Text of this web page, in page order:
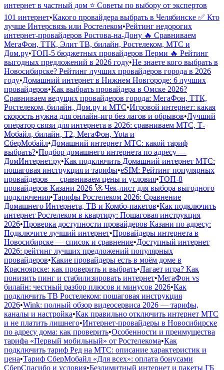
интернет в частный дом ⭐️ Советы по выбору от экспертов
101 интернет•Какого провайдера выбрать в Челябинске ✅ Кто
лучше Интерсвязь или Ростелеком•Рейтинг недорогих
интернет-провайдеров Ростова-на-Дону 🔥 Сравниваем
МегаФон, ТТК, Элит ТВ, билайн, Ростелеком, МТС и
Дом.ру•ТОП-5 бюджетных провайдеров Перми 🔥 Рейтинг
выгодных предложений в 2026 году•Не знаете кого выбрать в
Новосибирске? Рейтинг лучших провайдеров города в 2026
году•Домашний интернет в Нижнем Новгороде: 6 лучших
провайдеров•Как выбрать провайдера в Омске 2026?
Сравниваем ведущих провайдеров города: МегаФон, ТТК,
Ростелеком, билайн, Дом.ру и МТС•Игровой интернет: какая
скорость нужна для онлайн-игр без лагов и обрывов•Лучший
оператор связи для интернета в 2026: сравниваем МТС, Т-
Мобайл, билайн, Т2, МегаФон, Yota и
СберМобайл•Домашний интернет МТС: какой тариф
выбрать?•Подбор домашнего интернета по адресу —
ДомИнтернет.ру•Как подключить Домашний интернет МТС:
пошаговая инструкция и тарифы•eSIM: Рейтинг популярных
провайдеров — сравниваем цены и условия•ТОП-8
провайдеров Казани 2026 🚀 Чек-лист для выбора выгодного
подключения•Тарифы Ростелеком 2026: Сравнение
Домашнего Интернета, ТВ и Комбо-пакетов•Как подключить
интернет Ростелеком в квартиру: Пошаговая инструкция
2026•Проверка доступности провайдеров Казани по адресу:
Подключите лучший интернет•Провайдеры интернета в
Новосибирске — список и сравнение•Доступный интернет
2026: рейтинг лучших предложений популярных
провайдеров•Какие провайдеры есть в моём доме в
Красноярске: как проверить и выбрать•Лагает игра? Как
понизить пинг и стабилизировать интернет•МегаФон vs
билайн: честный разбор плюсов и минусов 2026•Как
подключить ТВ Ростелеком: пошаговая инструкция
2026•Wink: полный обзор видеосервиса 2026 — тарифы,
каналы и настройка•Как правильно отключить интернет МТС
и не платить лишнего•Интернет-провайдеры в Новосибирске
по адресу дома: как проверить•Особенности и преимущества
тарифа «Первый мобильный» от Ростелекома•Как
подключить тариф Ред на МТС: описание характеристик и
цена•Тариф СберМобайл «Для всех»: оплата бонусами
СберСпасибо и условия•Безлимитный интернет и пакеты ГБ